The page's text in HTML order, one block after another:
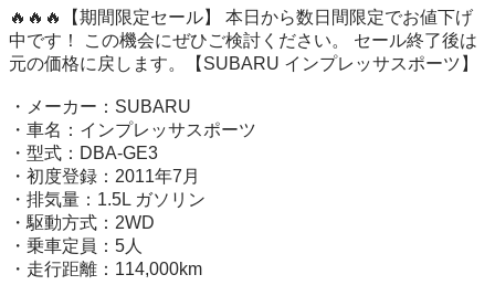
🔥🔥🔥【期間限定セール】 本日から数日間限定でお値下げ
中です！ この機会にぜひご検討ください。 セール終了後は
元の価格に戻します。【SUBARU インプレッサスポーツ】
・メーカー：SUBARU
・車名：インプレッサスポーツ
・型式：DBA-GE3
・初度登録：2011年7月
・排気量：1.5L ガソリン
・駆動方式：2WD
・乗車定員：5人
・走行距離：114,000km